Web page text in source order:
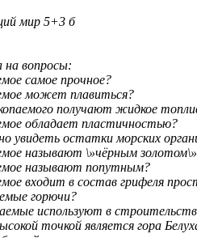
мир 5+3 б
вопросы:
самое прочное?
может плавиться?
получают жидкое
обладает пластичностью?
увидеть остатки морских
называют \»чёрным
называют попутным?
входит в состав грифеля
горючи?
используют в
точкой является гора